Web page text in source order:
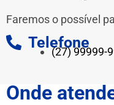
Faremos o possível
Telefone
(27) 99999-
Onde